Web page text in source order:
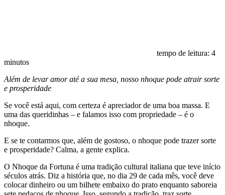
tempo de leitura: 4
minutos
Além de levar amor até a sua mesa, nosso nhoque pode atrair sorte
e prosperidade
Se você está aqui, com certeza é apreciador de uma boa massa. E
uma das queridinhas – e falamos isso com propriedade – é o
nhoque.
E se te contarmos que, além de gostoso, o nhoque pode trazer sorte
e prosperidade? Calma, a gente explica.
O Nhoque da Fortuna é uma tradição cultural italiana que teve início
séculos atrás. Diz a história que, no dia 29 de cada mês, você deve
colocar dinheiro ou um bilhete embaixo do prato enquanto saboreia